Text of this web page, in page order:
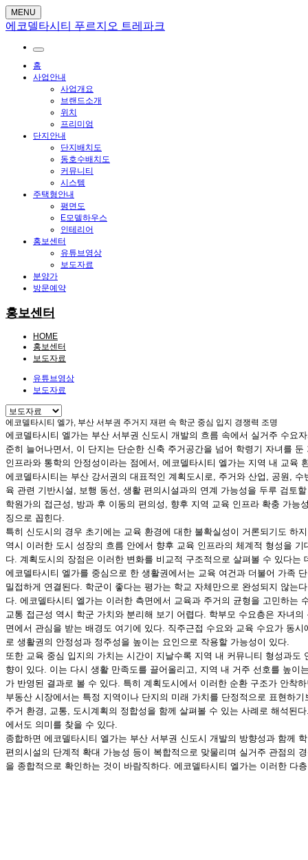
MENU
에코델타시티 푸르지오 트레파크
홈
사업안내
사업개요
브랜드소개
위치
프리미엄
단지안내
단지배치도
동호수배치도
커뮤니티
시스템
주택형안내
평면도
E모델하우스
인테리어
홍보센터
유튜브영상
보도자료
분양가
방문예약
홍보센터
HOME
홍보센터
보도자료
유튜브영상
보도자료
에코델타시티 엘가, 부산 서부권 주거지 재편 속 학군 중심 입지 경쟁력 조명
에코델타시티 엘가는 부산 서부권 신도시 개발의 흐름 속에서 실거주 수요
준히 늘어나면서, 이 단지는 단순한 신축 주거공간을 넘어 학령기 자녀를
인프라와 통학의 안정성이라는 점에서, 에코델타시티 엘가는 지역 내 교육
에코델타시티는 부산 강서권의 대표적인 계획도시로, 주거와 산업, 공원,
육 관련 기반시설, 보행 동선, 생활 편의시설과의 연계 가능성을 두루 검토
학원가의 접근성, 방과 후 이동의 편의성, 향후 지역 교육 인프라 확충 가
징으로 꼽힌다.
특히 신도시의 경우 초기에는 교육 환경에 대한 불확실성이 거론되기도 하
역시 이러한 도시 성장의 흐름 안에서 향후 교육 인프라의 체계적 형성을
다. 계획도시의 장점은 이러한 변화를 비교적 구조적으로 살펴볼 수 있다
에코델타시티 엘가를 중심으로 한 생활권에서는 교육 여건과 더불어 가족
밀접하게 연결된다. 학군이 좋다는 평가는 학교 자체만으로 완성되지 않는
다. 에코델타시티 엘가는 이러한 측면에서 교육과 주거의 균형을 고민하는
교통 접근성 역시 학군 가치와 분리해 보기 어렵다. 학부모 수요층은 자녀
면에서 관심을 받는 배경도 여기에 있다. 직주근접 수요와 교육 수요가 동
로 생활권의 안정성과 정주성을 높이는 요인으로 작용할 가능성이 있다.
또한 교육 중심 입지의 가치는 시간이 지날수록 지역 내 커뮤니티 형성과
향이 있다. 이는 다시 생활 만족도를 끌어올리고, 지역 내 거주 선호를 높
가 반영된 결과로 볼 수 있다. 특히 계획도시에서 이러한 순환 구조가 안착
부동산 시장에서는 특정 지역이나 단지의 미래 가치를 단정적으로 표현하
주거 환경, 교통, 도시계획의 정합성을 함께 살펴볼 수 있는 사례로 해석된
에서도 의미를 찾을 수 있다.
종합하면 에코델타시티 엘가는 부산 서부권 신도시 개발의 방향성과 함께
편의시설의 단계적 확대 가능성 등이 복합적으로 맞물리며 실거주 관점의
을 종합적으로 확인하는 것이 바람직하다. 에코델타시티 엘가는 이러한 다